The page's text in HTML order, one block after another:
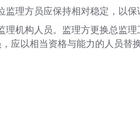
理方员应保持相对稳定，以保
理机构人员。监理方更换总监
应以相当资格与能力的人员替